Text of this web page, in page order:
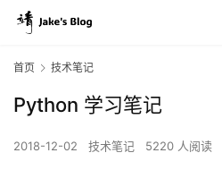
首页 技术笔记
Python 学习笔记
2018-12-02 技术笔记 5220 人阅读